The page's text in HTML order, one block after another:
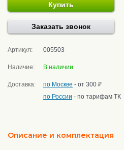
Купить
Заказать звонок
Артикул: 005503
Наличие: В наличии
Доставка: по Москве - от 300 ₽
по России - по тарифам ТК
Описание и комплектация